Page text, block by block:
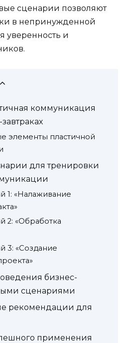
сценарии позволяют
в непринужденной
уверенность и
коммуникация
элементы пластичной
для тренировки
1: «Налаживание
2: «Обработка
3: «Создание
бизнес-
сценариями
рекомендации для
применения